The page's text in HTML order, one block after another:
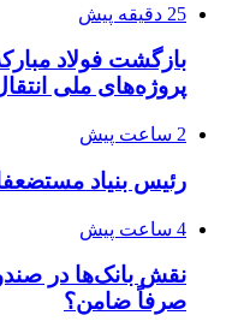
25 دقیقه پیش
بازگشت فولاد
پروژه‌های ملی
2 ساعت پیش
رئیس بنیاد
4 ساعت پیش
نقش بانک‌ها در
صرفاً ضامن؟